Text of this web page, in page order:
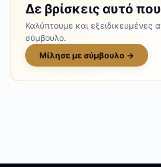
Δε βρίσκεις αυτό
Καλύπτουμε και εξειδικευμένες
σύμβουλο.
Μίλησε με σύμβουλο →